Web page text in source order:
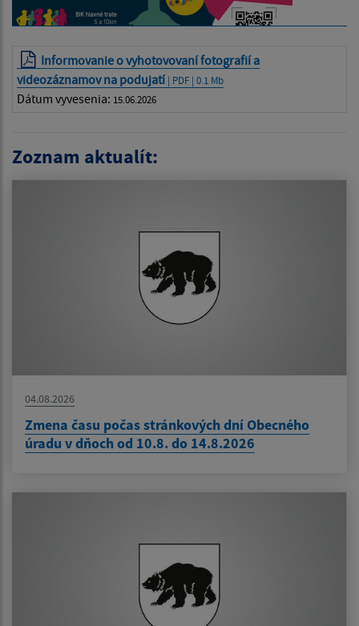
Informovanie o vyhotovovaní fotografií a
videozáznamov na podujatí | PDF | 0.1 Mb
Dátum vyvesenia: 15.06.2026
Zoznam aktualít:
04.08.2026
Zmena času počas stránkových dní Obecného
úradu v dňoch od 10.8. do 14.8.2026